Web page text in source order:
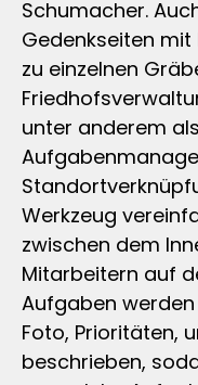
Schumacher.
Gedenkseiten
zu einzelnen
unter anderem als
Werkzeug
zwischen dem
Mitarbeitern auf
Aufgaben
Foto, Prioritäten,
beschrieben,